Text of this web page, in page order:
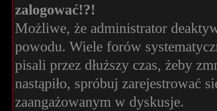
zalogować!?!
Możliwe, że administrator
powodu. Wiele forów
pisali przez dłuższy czas, żeby
nastąpiło, spróbuj zarejestrować
zaangażowanym w dyskusje.